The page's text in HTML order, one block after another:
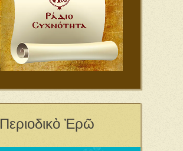
Περιοδικὸ Ἐρῶ